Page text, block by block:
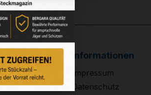
Informationen
Impressum
Datenschutz